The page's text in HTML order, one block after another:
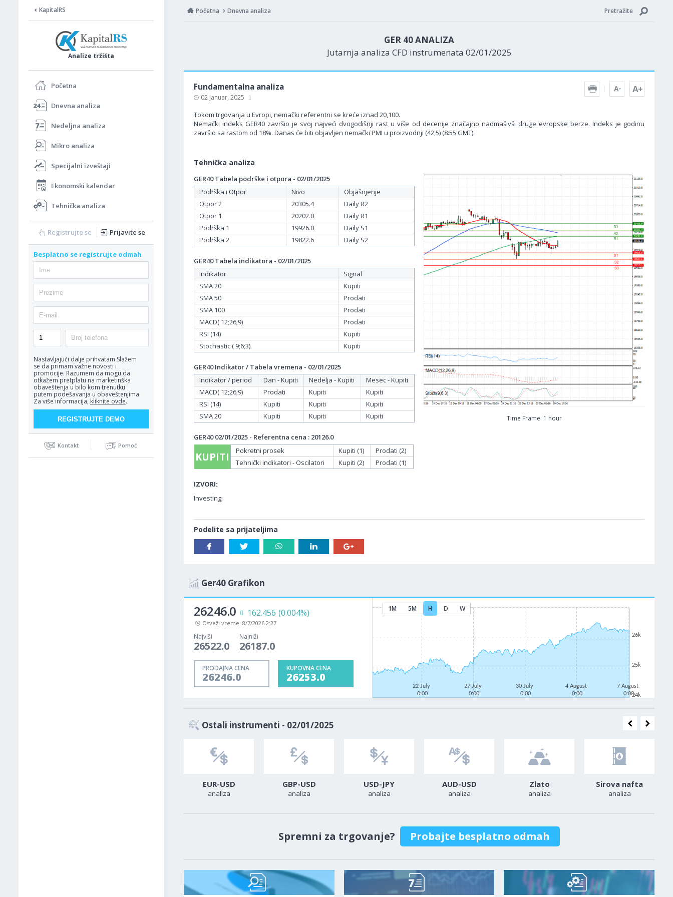
KapitalRS
Analize tržišta
Početna
Dnevna analiza
Nedeljna analiza
Mikro analiza
Specijalni izveštaji
Ekonomski kalendar
Tehnička analiza
Registrujte se Prijavite se
Besplatno se registrujte odmah
Nastavljajući dalje prihvatam Slažem
se da primam važne novosti i
promocije. Razumem da mogu da
otkažem pretplatu na marketinška
obaveštenja u bilo kom trenutku
putem podešavanja u obaveštenjima.
Za više informacija, kliknite ovde.
Kontakt Pomoć
Početna Dnevna analiza Pretražite
GER 40 ANALIZA
Jutarnja analiza CFD instrumenata 02/01/2025
Fundamentalna analiza
02 januar, 2025
Tokom trgovanja u Evropi, nemački referentni se kreće iznad 20,100.
Nemački indeks GER40 završio je svoj najveći dvogodišnji rast u više od decenije značajno nadmašivši druge evropske berze. Indeks je godinu
završio sa rastom od 18%. Danas će biti objavljen nemački PMI u proizvodnji (42,5) (8:55 GMT).
Tehnička analiza
Time Frame: 1 hour
GER40 Tabela podrške i otpora - 02/01/2025
Podrška i Otpor
Nivo
Objašnjenje
Otpor 2
20305.4
Daily R2
Otpor 1
20202.0
Daily R1
Podrška 1
19926.0
Daily S1
Podrška 2
19822.6 Daily S2
GER40 Tabela indikatora - 02/01/2025
Indikator
Signal
SMA 20
Kupiti
SMA 50
Prodati
SMA 100
Prodati
MACD( 12;26;9)
Prodati
RSI (14)
Kupiti
Stochastic ( 9;6;3)
Kupiti
GER40 Indikator / Tabela vremena - 02/01/2025
Indikator / period
Dan - Kupiti Nedelja - Kupiti
Mesec - Kupiti
MACD( 12;26;9)
Prodati Kupiti
Kupiti
RSI (14)
Kupiti Kupiti
Kupiti
SMA 20
Kupiti Kupiti Kupiti
GER40 02/01/2025 - Referentna cena : 20126.0
KUPITI Pokretni prosek Kupiti (1)
Prodati (2)
Tehnički indikatori - Oscilatori
Kupiti (2) Prodati (1)
IZVORI:
Investing;
Podelite sa prijateljima
Ger40 Grafikon
26246.0 162.456 (0.004%)
Osveži vreme: 8/7/2026 2:27
Najviši
26522.0
Najniži
26187.0
PRODAJNA CENA
26246.0
KUPOVNA CENA
26253.0
1M 5M H D W
22 July
0:00
27 July
0:00
30 July
0:00
4 August
0:00
7 August
0:0024k
25k
26k
Ostali instrumenti - 02/01/2025
EUR-USD
analiza
GBP-USD
analiza
USD-JPY
analiza
AUD-USD
analiza
Zlato
analiza
Sirova nafta
analiza
Spremni za trgovanje? Probajte besplatno odmah